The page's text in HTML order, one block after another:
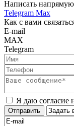
Написать
Telegram Max
Как с вами
E-mail
MAX
Telegram
Я даю согласие
Отправить